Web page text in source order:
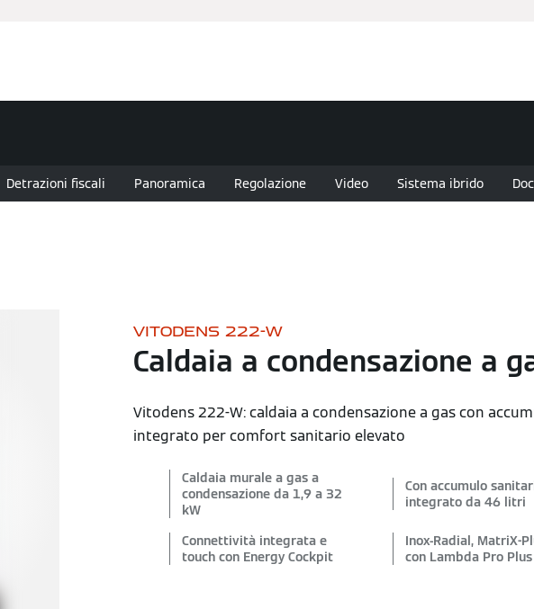
Detrazioni fiscali Panoramica Regolazione Video Sistema ibrido
VITODENS 222-W
Caldaia a condensazione a
Vitodens 222-W: caldaia a condensazione a gas con
integrato per comfort sanitario elevato
Caldaia murale a gas a
condensazione da 1,9 a 32
kW
Con accumulo
integrato da 46 litri
Connettività integrata e
touch con Energy Cockpit
Inox-Radial, MatriX-
con Lambda Pro Plus